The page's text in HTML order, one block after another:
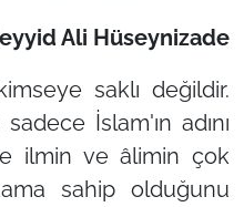
Ali Hüseynizade
saklı değildir.
İslam'ın adını
ilmin ve âlimin çok
sahip olduğunu